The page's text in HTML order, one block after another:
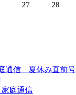
27 28
通信 夏休み直前号
庭通信